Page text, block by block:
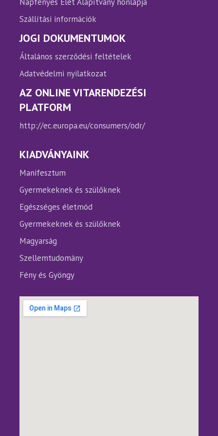
Szállítási információk
JOGI DOKUMENTUMOK
Általános szerződési feltételek
Adatvédelmi nyilatkozat
AZ ONLINE VITARENDEZÉSI
PLATFORM
http://ec.europa.eu/consumers/odr/
KIADVÁNYAINK
Manifesztum
Gyermekeknek és szülőknek
Egészséges életmód
Gyermekeknek és szülőknek
Magyarság
Szellemtudomány
Fény és Gyöngy